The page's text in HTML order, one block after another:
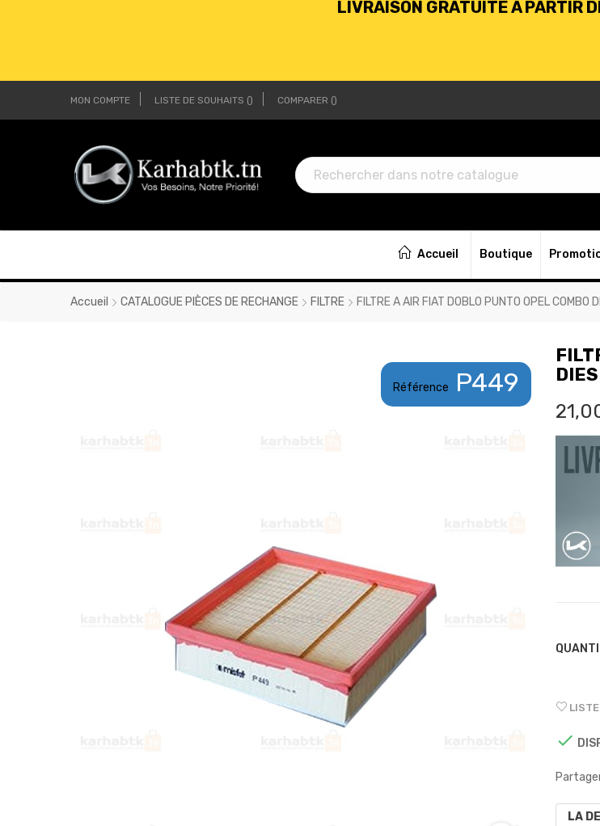
LIVRAISON GRATUITE À PARTIR
BIENVENUE CHEZ
LIVRAISON GRATUITE À PARTIR
MON COMPTE LISTE DE SOUHAITS COMPARER
Accueil Boutique
Accueil CATALOGUE PIÈCES DE RECHANGE FILTRE FILTRE A AIR FIAT DOBLO PUNTO OPEL COMBO
Référence P449

LA